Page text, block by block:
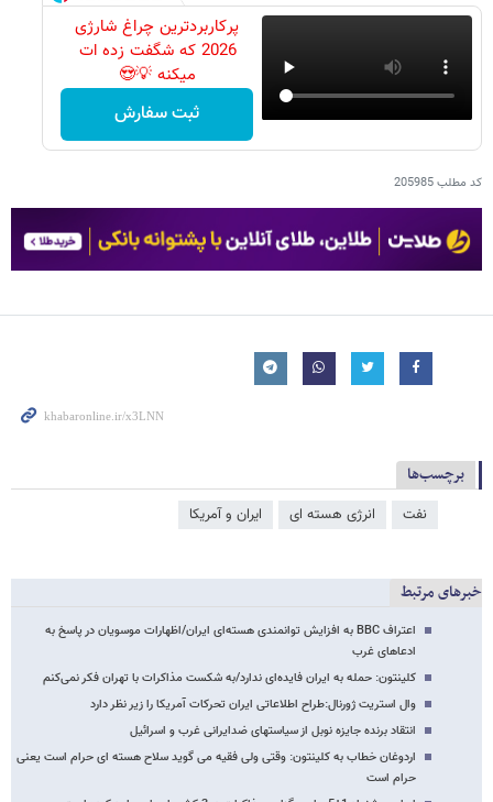
پرکاربردترین چراغ شارژی
2026 که شگفت زده ات
میکنه 💡😍
ثبت سفارش
کد مطلب205985
برچسب‌ها
نفت انرژی هسته ای ایران و آمریکا
خبرهای مرتبط
اعتراف BBC به افزایش توانمندی هسته‌ای ایران/اظهارات موسویان در پاسخ به
ادعاهای غرب
کلینتون: حمله به ایران فایده‌ای ندارد/به شکست مذاکرات با تهران فکر نمی‌کنم
وال استریت ژورنال:طراح اطلاعاتی ایران تحرکات آمریکا را زیر نظر دارد
انتقاد برنده جایزه نوبل از سیاستهای ضدایرانی غرب و اسرائیل
اردوغان خطاب به کلینتون: وقتی ولی فقیه می گوید سلاح هسته ای حرام است یعنی
حرام است